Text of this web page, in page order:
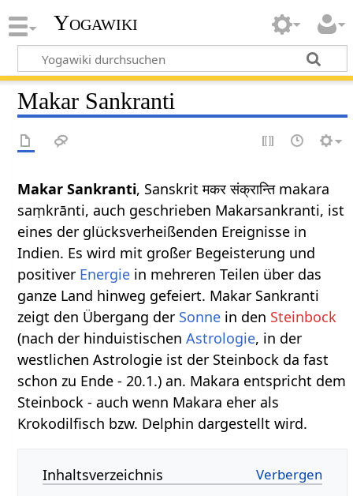
Yogawiki
Makar Sankranti
Makar Sankranti, Sanskrit मकर संक्रान्ति makara
saṃkrānti, auch geschrieben Makarsankranti, ist
eines der glücksverheißenden Ereignisse in
Indien. Es wird mit großer Begeisterung und
positiver Energie in mehreren Teilen über das
ganze Land hinweg gefeiert. Makar Sankranti
zeigt den Übergang der Sonne in den Steinbock
(nach der hinduistischenAstrologie, in der
westlichen Astrologie ist der Steinbock da fast
schon zu Ende - 20.1.) an. Makara entspricht dem
Steinbock - auch wenn Makara eher als
Krokodilfisch bzw. Delphin dargestellt wird.
Inhaltsverzeichnis